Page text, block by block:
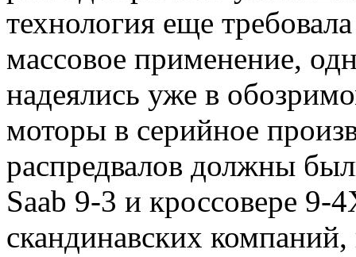
технология еще
массовое применение,
надеялись уже в
моторы в серийное
распредвалов должны
Saab 9-3 и кроссовере 9-
скандинавских